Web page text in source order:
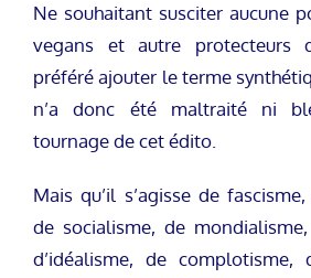
Ne souhaitant susciter aucune
vegans et autre protecteurs
préféré ajouter le terme
n’a donc été maltraité ni
tournage de cet édito.
Mais qu’il s’agisse de
de socialisme, de
d’idéalisme, de complotisme,